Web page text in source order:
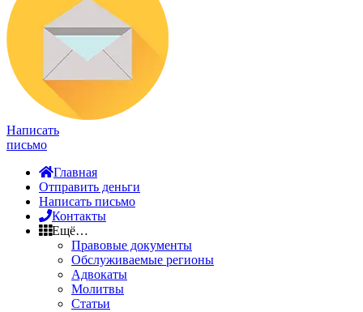
Написать
письмо
Главная
Отправить деньги
Написать письмо
Контакты
Ещё…
Правовые документы
Обслуживаемые регионы
Адвокаты
Молитвы
Статьи